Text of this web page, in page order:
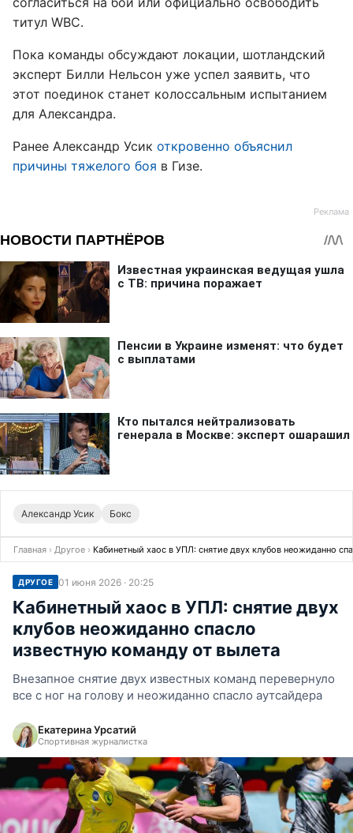
титул WBC.
Пока команды обсуждают локации, шотландский
эксперт Билли Нельсон уже успел заявить, что
этот поединок станет колоссальным испытанием
для Александра.
Ранее Александр Усик откровенно объяснил
причины тяжелого боя в Гизе.
Александр Усик Бокс
Главная › Другое › Кабинетный хаос в УПЛ: снятие двух клубов неожиданно
ДРУГОЕ 01 июня 2026 · 20:25
Кабинетный хаос в УПЛ: снятие двух
клубов неожиданно спасло
известную команду от вылета
Внезапное снятие двух известных команд перевернуло
все с ног на голову и неожиданно спасло аутсайдера
Екатерина Урсатий
Спортивная журналистка